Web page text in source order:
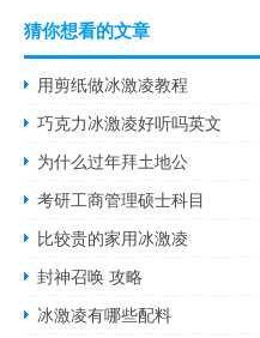
猜你想看的文章
用剪纸做冰激凌教程
巧克力冰激凌好听吗英文
为什么过年拜土地公
考研工商管理硕士科目
比较贵的家用冰激凌
封神召唤 攻略
冰激凌有哪些配料